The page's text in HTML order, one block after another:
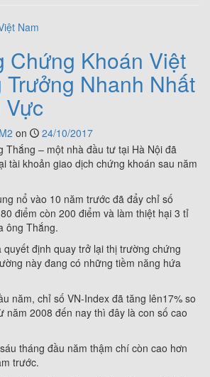
Nam
Chứng Khoán Việt
Trưởng Nhanh Nhất
Vực
on
24/10/2017
Thắng – một nhà đầu tư tại Hà Nội đã
tài khoản giao dịch chứng khoán sau năm
nổ vào 10 năm trước đã đẩy chỉ số
điểm còn 200 điểm và làm thiệt hại 3 tỉ
ông Thắng.
định quay trở lại thị trường chứng
này đang có những tiềm năng hứa
năm, chỉ số VN-Index đã tăng lên17% so
năm 2008 đến nay thì đây là con số cao
tháng đầu năm thậm chí còn cao hơn
trước.